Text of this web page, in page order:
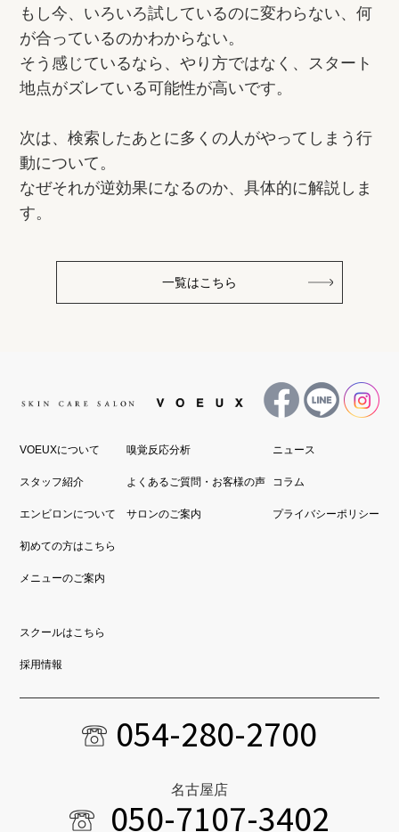
もし今、いろいろ試しているのに変わらない、何
が合っているのかわからない。
そう感じているなら、やり方ではなく、スタート
地点がズレている可能性が高いです。
次は、検索したあとに多くの人がやってしまう行
動について。
なぜそれが逆効果になるのか、具体的に解説しま
す。
一覧はこちら
VOEUXについて
スタッフ紹介
エンビロンについて
初めての方はこちら
メニューのご案内
スクールはこちら
採用情報
嗅覚反応分析
よくあるご質問・お客様の声
サロンのご案内
ニュース
コラム
プライバシーポリシー
054-280-2700
名古屋店
050-7107-3402